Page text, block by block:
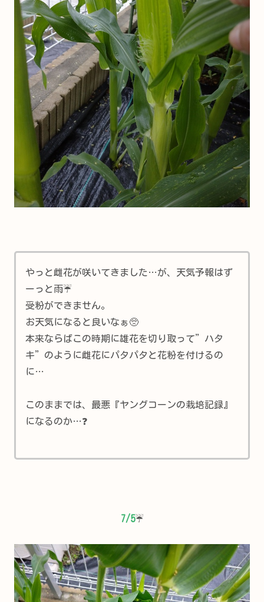
やっと雌花が咲いてきました…が、天気予報はず
ーっと雨☔
受粉ができません。
お天気になると良いなぁ🥺
本来ならばこの時期に雄花を切り取って”ハタ
キ”のように雌花にパタパタと花粉を付けるの
に…
このままでは、最悪『ヤングコーンの栽培記録』
になるのか…❓
7/5☔